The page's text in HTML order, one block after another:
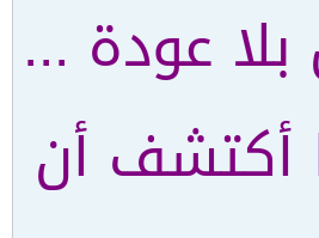
بلا عودة ...
أكتشف أن